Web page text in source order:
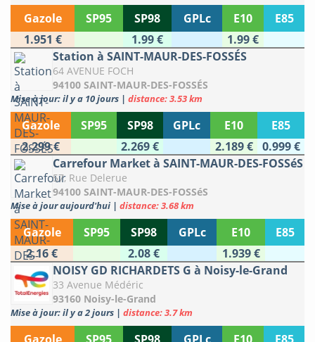
Gazole SP95 SP98 GPLc E10
E85
1.951 €
1.99 €
1.99 €
Station à SAINT-MAUR-DES-FOSSÉS
64 AVENUE FOCH
94100 SAINT-MAUR-DES-FOSSÉS
Mise à jour: il y a 10 jours | distance: 3.53 km
Gazole SP95 SP98 GPLc E10
E85
2.299 €
2.269 € 2.189 €
0.999 €
Carrefour Market à SAINT-MAUR-DES-FOSSéS
57, Rue Delerue
94100 SAINT-MAUR-DES-FOSSéS
Mise à jour aujourd'hui | distance: 3.68 km
Gazole SP95 SP98 GPLc E10
E85
2.16 €
2.08 €
1.939 €
NOISY GD RICHARDETS G à Noisy-le-Grand
33 Avenue Médéric
93160 Noisy-le-Grand
Mise à jour: il y a 2 jours | distance: 3.7 km